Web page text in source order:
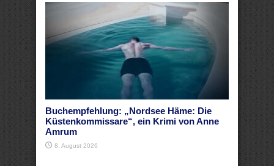
Buchempfehlung: „Nordsee Häme: Die
Küstenkommissare“, ein Krimi von Anne
Amrum
8. August 2026